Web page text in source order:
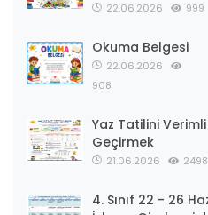
22.06.2026 999
Okuma Belgesi
22.06.2026
908
Yaz Tatilini Verimli
Geçirmek
21.06.2026 2498
4. Sınıf 22 - 26